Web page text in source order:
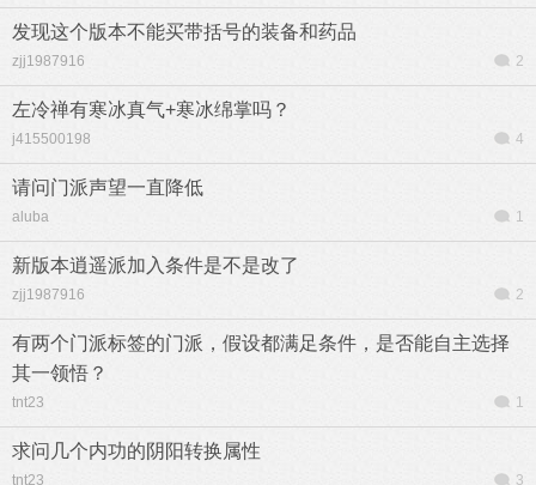
发现这个版本不能买带括号的装备和药品
zjj1987916 2
左冷禅有寒冰真气+寒冰绵掌吗？
j415500198 4
请问门派声望一直降低
aluba 1
新版本逍遥派加入条件是不是改了
zjj1987916 2
有两个门派标签的门派，假设都满足条件，是否能自主选择
其一领悟？
tnt23 1
求问几个内功的阴阳转换属性
tnt23 3